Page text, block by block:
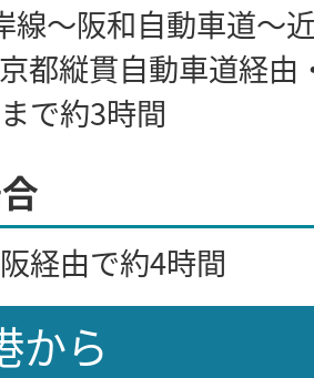
線～阪和自動車道～
都縦貫自動車道経
で約3時間
経由で約4時間
から